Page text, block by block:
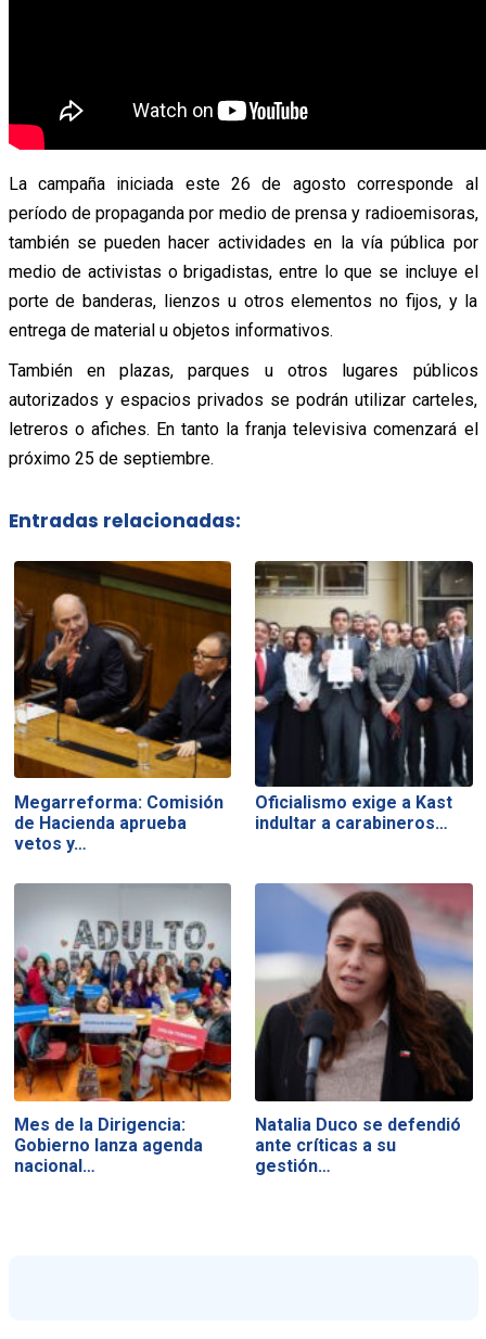
La campaña iniciada este 26 de agosto corresponde al
período de propaganda por medio de prensa y radioemisoras,
también se pueden hacer actividades en la vía pública por
medio de activistas o brigadistas, entre lo que se incluye el
porte de banderas, lienzos u otros elementos no fijos, y la
entrega de material u objetos informativos.
También en plazas, parques u otros lugares públicos
autorizados y espacios privados se podrán utilizar carteles,
letreros o afiches. En tanto la franja televisiva comenzará el
próximo 25 de septiembre.
Entradas relacionadas:
Megarreforma: Comisión
de Hacienda aprueba
vetos y…
Oficialismo exige a Kast
indultar a carabineros…
Mes de la Dirigencia:
Gobierno lanza agenda
nacional…
Natalia Duco se defendió
ante críticas a su
gestión…